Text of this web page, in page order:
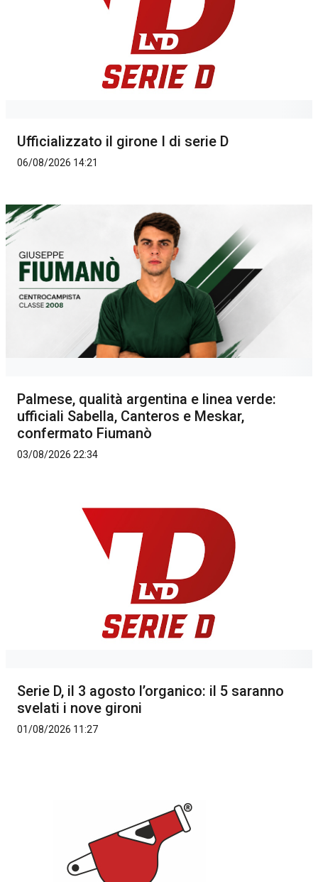
Ufficializzato il girone I di serie D
06/08/2026 14:21
Palmese, qualità argentina e linea verde:
ufficiali Sabella, Canteros e Meskar,
confermato Fiumanò
03/08/2026 22:34
Serie D, il 3 agosto l’organico: il 5 saranno
svelati i nove gironi
01/08/2026 11:27